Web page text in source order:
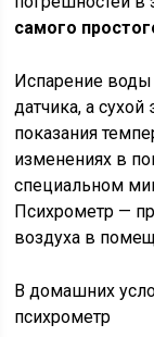
самого
Испарение
датчика, а
показания
изменениях в
специальном
Психрометр —
воздуха в
В домашних
психрометр